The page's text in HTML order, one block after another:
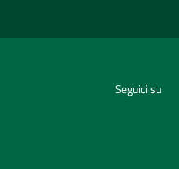
Seguici su